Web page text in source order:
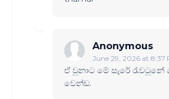
Anonymous
June 29, 2026 at 8:37
ඒ වුනාට මේ සැරේ
වෙන්ඩ.